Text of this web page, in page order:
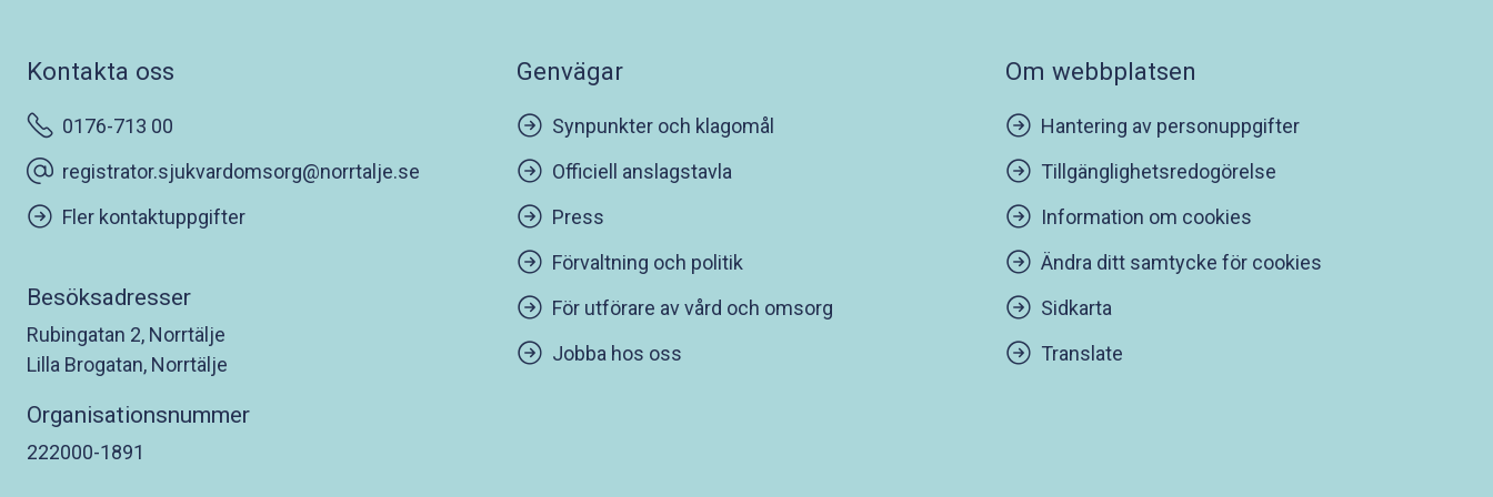
Kontakta oss
0176-713 00
registrator.sjukvardomsorg@norrtalje.se
Fler kontaktuppgifter
Besöksadresser
Rubingatan 2, Norrtälje
Lilla Brogatan, Norrtälje
Organisationsnummer
222000-1891
Genvägar
Synpunkter och klagomål
Officiell anslagstavla
Press
Förvaltning och politik
För utförare av vård och omsorg
Jobba hos oss
Om webbplatsen
Hantering av personuppgifter
Tillgänglighetsredogörelse
Information om cookies
Ändra ditt samtycke för cookies
Sidkarta
Translate